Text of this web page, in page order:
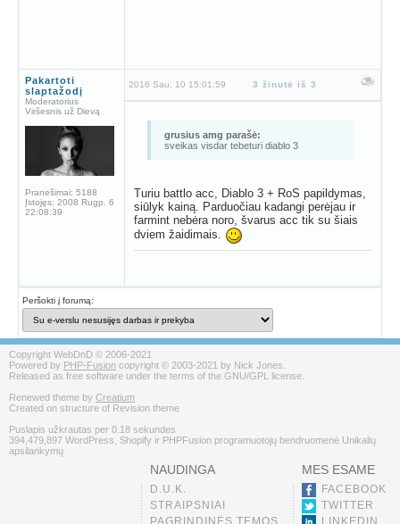
Pakartoti
slaptažodį
Moderatorius
Viršesnis už Dievą
Pranešimai: 5188
Įstojęs: 2008 Rugp. 6
22:08:39
2016 Sau. 10 15:01:59 3 žinutė iš 3
grusius amg parašė:
sveikas visdar tebeturi diablo 3
Turiu battlo acc, Diablo 3 + RoS papildymas,
siūlyk kainą. Parduočiau kadangi perėjau ir
farmint nebėra noro, švarus acc tik su šiais
dviem žaidimais.
Peršokti į forumą:
Copyright WebDnD © 2006-2021
Powered by PHP-Fusion copyright © 2003-2021 by Nick Jones.
Released as free software under the terms of the GNU/GPL license.
Renewed theme by Creatium
Created on structure of Revision theme
Puslapis užkrautas per 0.18 sekundes
394,479,897 WordPress, Shopify ir PHPFusion programuotojų bendruomenė Unikalių
apsilankymų
NAUDINGA
D.U.K.
STRAIPSNIAI
PAGRINDINĖS TEMOS
MES ESAME
FACEBOOK
TWITTER
LINKEDIN